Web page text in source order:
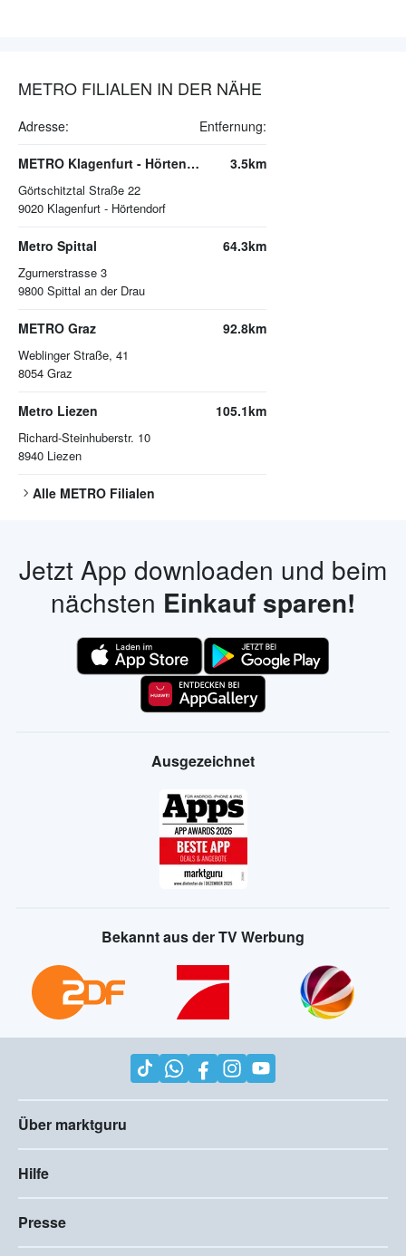
METRO FILIALEN IN DER NÄHE
Adresse: Entfernung:
METRO Klagenfurt - Hörtendorf
Görtschitztal Straße 22
9020 Klagenfurt - Hörtendorf
3.5km
Metro Spittal
Zgurnerstrasse 3
9800 Spittal an der Drau
64.3km
METRO Graz
Weblinger Straße, 41
8054 Graz
92.8km
Metro Liezen
Richard-Steinhuberstr. 10
8940 Liezen
105.1km
Alle METRO Filialen
Jetzt App downloaden und beim
nächsten Einkauf sparen!
Ausgezeichnet
Bekannt aus der TV Werbung
Über marktguru
Hilfe
Presse